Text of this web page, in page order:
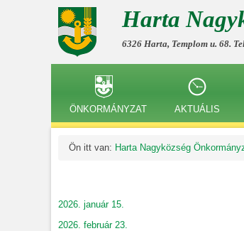
Harta
6326 Harta, Templom u. 68.
ÖNKORMÁNYZAT AKTUÁLIS
Ön itt van: Harta Nagyközség
2026. január 15.
2026. február 23.